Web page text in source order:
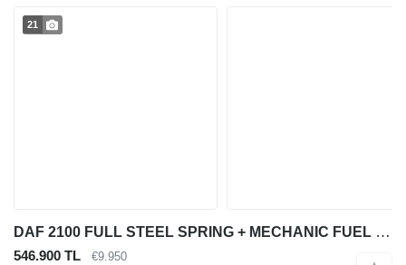
21
DAF 2100 FULL STEEL SPRING + MECHANIC FUEL PUMP + MANUAL GEARBOX
546.900 TL €9.950